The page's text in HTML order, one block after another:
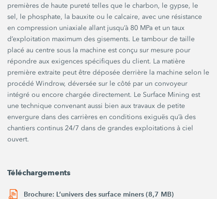
premières de haute pureté telles que le charbon, le gypse, le
sel, le phosphate, la bauxite ou le calcaire, avec une résistance
en compression uniaxiale allant jusqu’à 80 MPa et un taux
d’exploitation maximum des gisements. Le tambour de taille
placé au centre sous la machine est conçu sur mesure pour
répondre aux exigences spécifiques du client. La matière
première extraite peut être déposée derrière la machine selon le
procédé Windrow, déversée sur le côté par un convoyeur
intégré ou encore chargée directement. Le Surface Mining est
une technique convenant aussi bien aux travaux de petite
envergure dans des carrières en conditions exiguës qu’à des
chantiers continus 24/7 dans de grandes exploitations à ciel
ouvert.
Téléchargements
Brochure: L’univers des surface miners (8,7 MB)